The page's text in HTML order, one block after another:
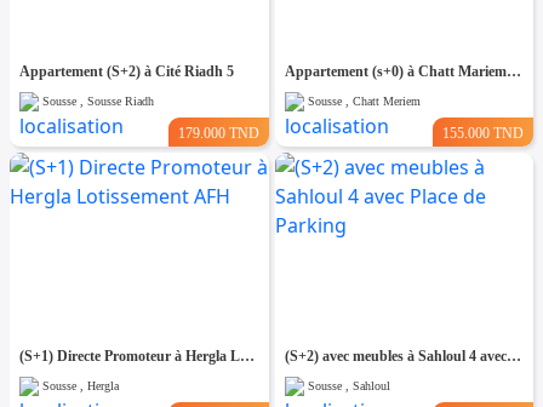
Appartement (S+2) à Cité Riadh 5
Sousse , Sousse Riadh
179.000 TND
Appartement (s+0) à Chatt Mariem Prés de la mer
Sousse , Chatt Meriem
155.000 TND
(S+1) Directe Promoteur à Hergla Lotissement AFH
Sousse , Hergla
(S+2) avec meubles à Sahloul 4 avec Place de Parking
Sousse , Sahloul